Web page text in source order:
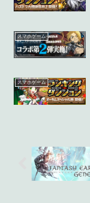
スマホゲーム
スマホゲーム